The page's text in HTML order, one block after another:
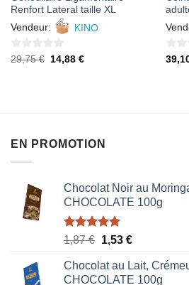
Renfort Lateral taille XL
Vendeur:
KINO
0
29,75€
Le
prix
14,88 €Le
0
EN PROMOTION
Chocolat Noir au
CHOCOLATE 100g
Note5.00
sur 5
1,87€ Le
initial
1,53 €Le
actuel
Chocolat au Lait,
CHOCOLATE 100g